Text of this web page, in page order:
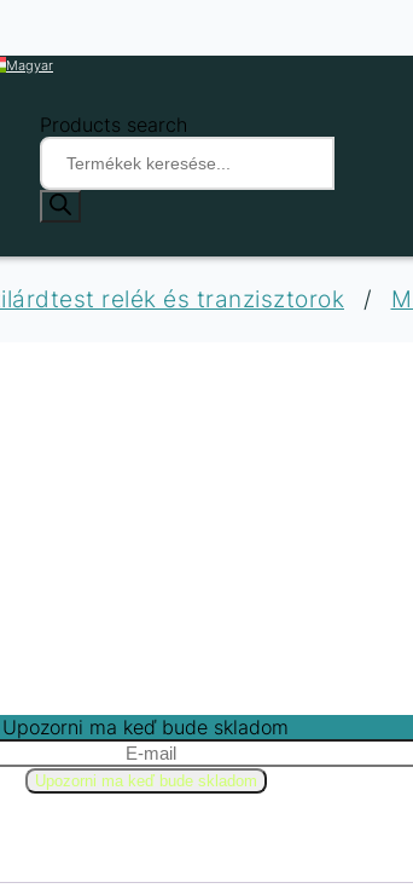
Magyar
Products search
relék és tranzisztorok /
Upozorni ma keď bude skladom